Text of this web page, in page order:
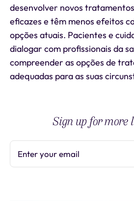
desenvolver novos
eficazes e têm menos efeitos
opções atuais. Pacientes e
dialogar com profissionais da
compreender as opções de
adequadas para as suas
Sign up for more
Enter your email